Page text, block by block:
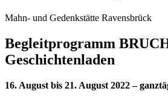
Mahn- und Gedenkstätte Ravensbrück
Begleitprogramm
Geschichtenladen
16. August bis 21. August 2022 –